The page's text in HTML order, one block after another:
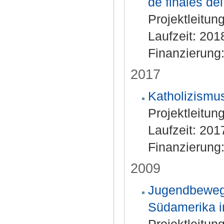
Laufzeit:
2017
Laufzeit:
2009
Südamerika